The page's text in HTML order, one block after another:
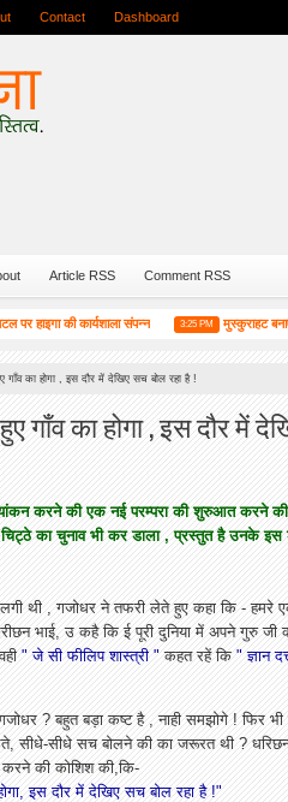
Contact Dashboard
Article RSS Comment RSS
की कार्यशाला संपन्न 3:25 PM मुस्कुराहट बनाए रक्खो
गाँव का होगा , इस दौर में देखिए सच बोल रहा है !
गाँव का होगा , इस दौर में
करने की एक नई परम्परा की शुरुआत करने
चिट्ठे का चुनाव भी कर डाला , प्रस्तुत है उनके इस
थी , गजोधर ने तफरी लेते हुए कहा कि - हमरे
भाई, उ कहै कि ई पूरी दुनिया में अपने गुरु जी
" जे सी फीलिप शास्त्री "कहत रहें कि" ज्ञान
? बहुत बड़ा कष्ट है , नाही समझोगे ! फिर
सीधे-सीधे सच बोलने की का जरूरत थी ?
की कोशिश की,कि-
इस दौर में देखिए सच बोल रहा है !"